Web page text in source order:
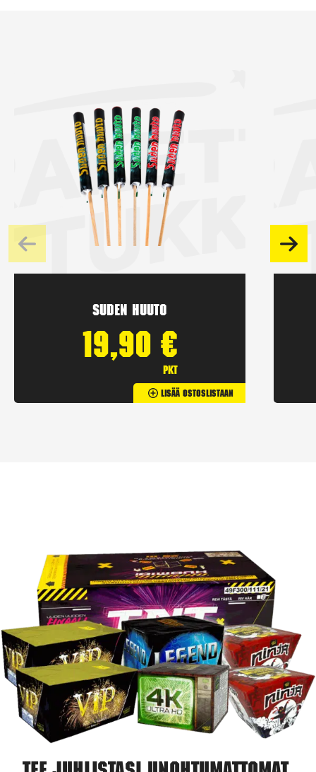
Suden huuto
19,90 €
pkt
Lisää Ostoslistaan